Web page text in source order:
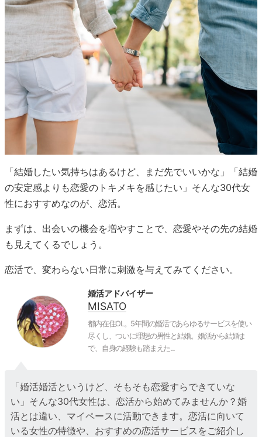
「結婚したい気持ちはあるけど、まだ先でいいかな」「結婚
の安定感よりも恋愛のトキメキを感じたい」そんな30代女
性におすすめなのが、恋活。
まずは、出会いの機会を増やすことで、恋愛やその先の結婚
も見えてくるでしょう。
恋活で、変わらない日常に刺激を与えてみてください。
婚活アドバイザー
MISATO
都内在住OL。5年間の婚活であらゆるサービスを使い
尽くし、ついに理想の男性と結婚。婚活から結婚ま
で、自身の経験も踏まえた...
「婚活婚活というけど、そもそも恋愛すらできていな
い」そんな30代女性は、恋活から始めてみませんか？婚
活とは違い、マイペースに活動できます。恋活に向いて
いる女性の特徴や、おすすめの恋活サービスをご紹介し